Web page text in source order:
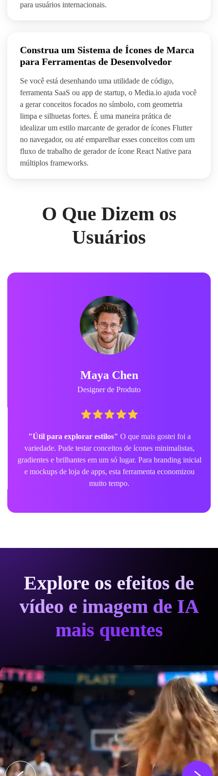
para usuários internacionais.
Construa um Sistema de Ícones de Marca
para Ferramentas de Desenvolvedor
Se você está desenhando uma utilidade de código,
ferramenta SaaS ou app de startup, o Media.io ajuda você
a gerar conceitos focados no símbolo, com geometria
limpa e silhuetas fortes. É uma maneira prática de
idealizar um estilo marcante de gerador de ícones Flutter
no navegador, ou até emparelhar esses conceitos com um
fluxo de trabalho de gerador de ícone React Native para
múltiplos frameworks.
O Que Dizem os
Usuários
Maya Chen
Designer de Produto
"Útil para explorar estilos" O que mais gostei foi a
variedade. Pude testar conceitos de ícones minimalistas,
gradientes e brilhantes em um só lugar. Para branding inicial
e mockups de loja de apps, esta ferramenta economizou
muito tempo.
Explore os efeitos de
vídeo e imagem de IA
mais quentes